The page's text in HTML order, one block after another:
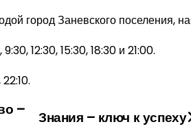
город Заневского поселения,
12:30, 15:30, 18:30 и 21:00.
Знания – ключ к успеху
–